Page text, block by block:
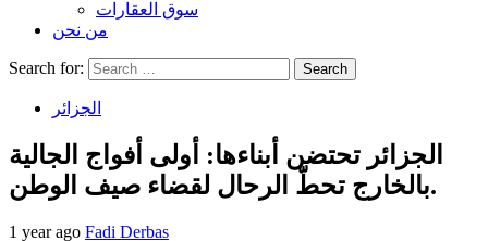
سوق العقارات
من نحن
Search for:
الجزائر
الجزائر تحتضن أبناءها: أولى أفواج الجالية
بالخارج تحطّ الرحال لقضاء صيف الوطن.
1 year ago Fadi Derbas